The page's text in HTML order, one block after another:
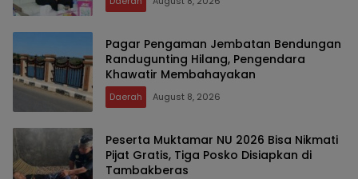
Pagar Pengaman Jembatan Bendungan
Randugunting Hilang, Pengendara
Khawatir Membahayakan
Daerah August 8, 2026
Peserta Muktamar NU 2026 Bisa Nikmati
Pijat Gratis, Tiga Posko Disiapkan di
Tambakberas